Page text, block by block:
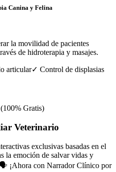
Canina y Felina
la movilidad de pacientes
de hidroterapia y masajes.
articular✓ Control de displasias
Gratis)
Veterinario
exclusivas basadas en el
la emoción de salvar vidas y
¡Ahora con Narrador Clínico por